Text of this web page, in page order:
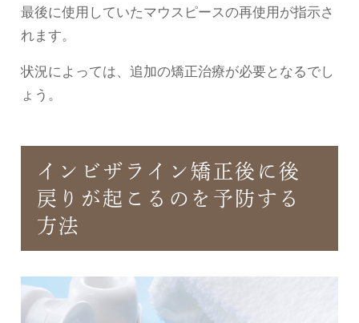
最後に使用していたマウスピースの再使用が指示さ
れます。
状況によっては、追加の矯正治療が必要となるでし
ょう。
インビザライン矯正後に後
戻りが起こるのを予防する
方法